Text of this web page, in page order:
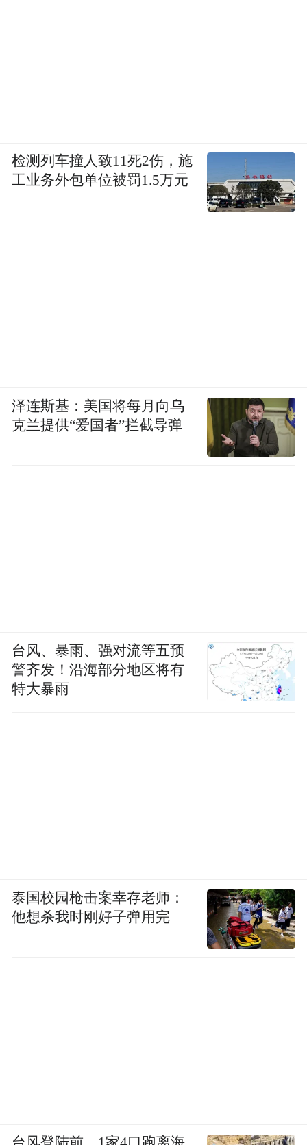
检测列车撞人致11死2伤，施
工业务外包单位被罚1.5万元
泽连斯基：美国将每月向乌
克兰提供“爱国者”拦截导弹
台风、暴雨、强对流等五预
警齐发！沿海部分地区将有
特大暴雨
泰国校园枪击案幸存老师：
他想杀我时刚好子弹用完